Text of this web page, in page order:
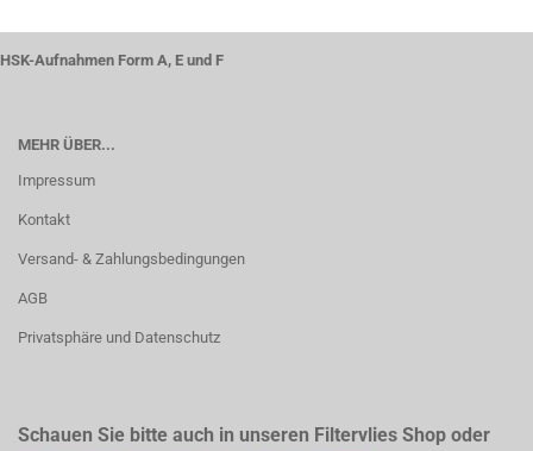
HSK-Aufnahmen Form A, E und F
MEHR ÜBER...
Impressum
Kontakt
Versand- & Zahlungsbedingungen
AGB
Privatsphäre und Datenschutz
Schauen Sie bitte auch in unseren Filtervlies Shop oder